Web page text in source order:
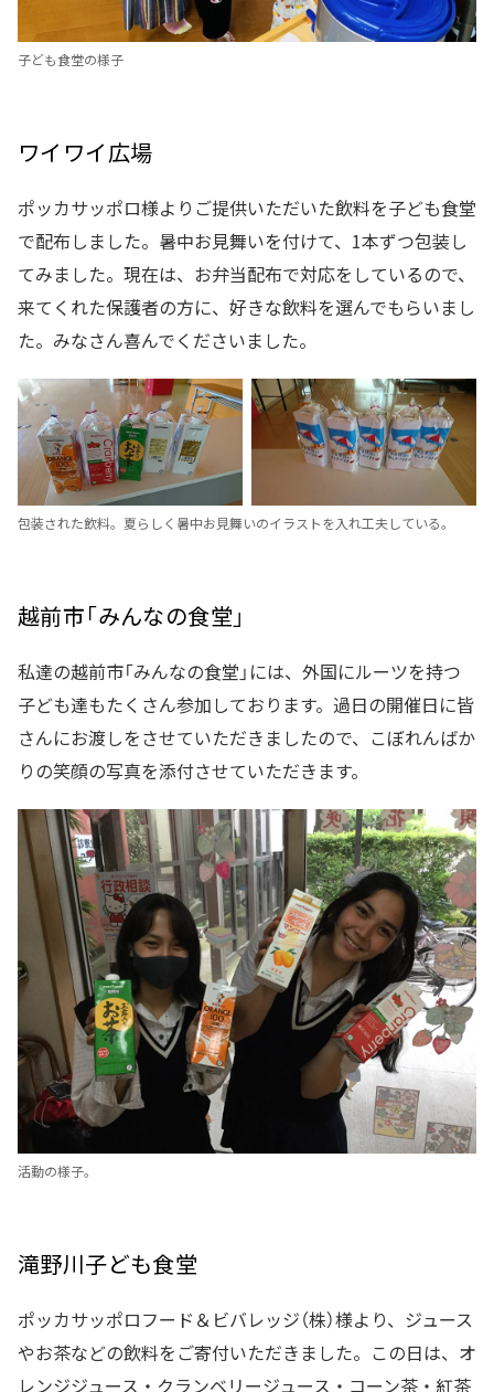
子ども食堂の様子
ワイワイ広場
ポッカサッポロ様よりご提供いただいた飲料を子ども食堂
で配布しました。暑中お見舞いを付けて、1本ずつ包装し
てみました。現在は、お弁当配布で対応をしているので、
来てくれた保護者の方に、好きな飲料を選んでもらいまし
た。みなさん喜んでくださいました。
包装された飲料。夏らしく暑中お見舞いのイラストを入れ工夫している。
越前市「みんなの食堂」
私達の越前市「みんなの食堂」には、外国にルーツを持つ
子ども達もたくさん参加しております。過日の開催日に皆
さんにお渡しをさせていただきましたので、こぼれんばか
りの笑顔の写真を添付させていただきます。
活動の様子。
滝野川子ども食堂
ポッカサッポロフード＆ビバレッジ（株）様より、ジュース
やお茶などの飲料をご寄付いただきました。この日は、オ
レンジジュース・クランベリージュース・コーン茶・紅茶